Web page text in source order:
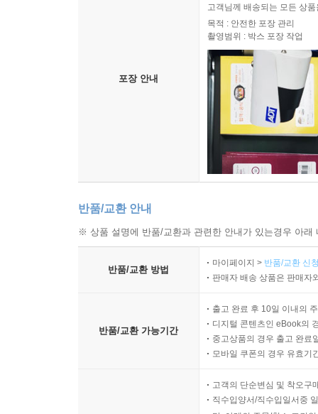
포장 안내
고객님께 배송되는 모든 상
목적 : 안전한 포장 관리
촬영범위 : 박스 포장 작업
반품/교환 안내
※ 상품 설명에 반품/교환과 관련한 안내가 있는경우 아
반품/교환 방법
마이페이지 > 반품/교환 신
판매자 배송 상품은 판매자
반품/교환 가능기간
출고 완료 후 10일 이내의
디지털 콘텐츠인 eBook의
중고상품의 경우 출고 완료
모바일 쿠폰의 경우 유효기
고객의 단순변심 및 착오구
직수입양서/직수입일서중